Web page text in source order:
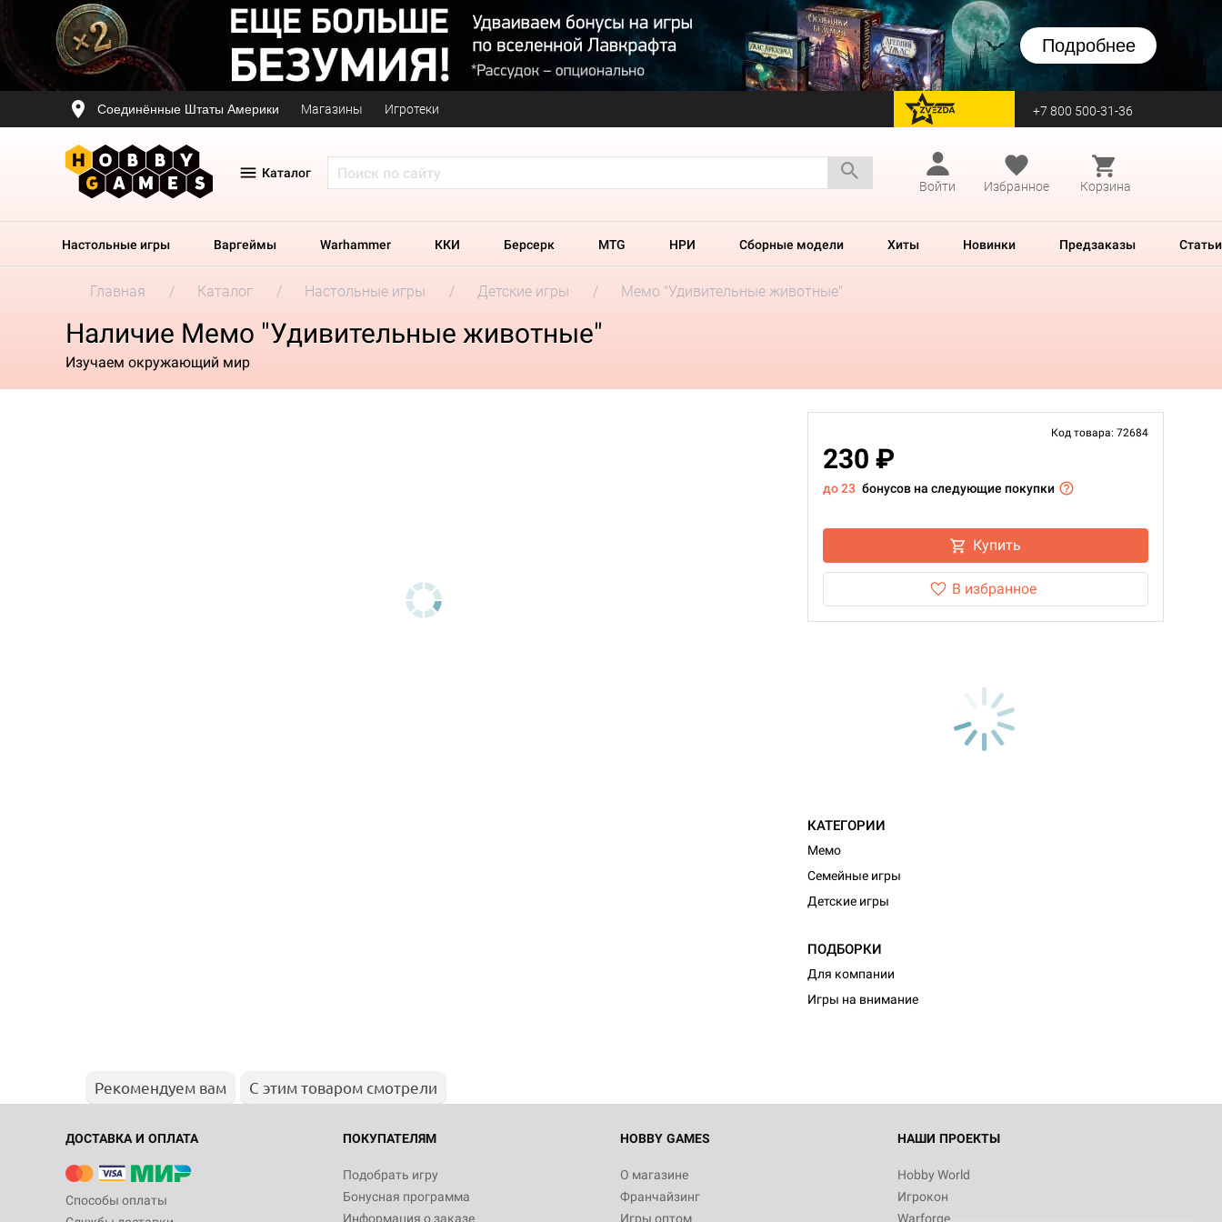
Подробнее
Соединённые Штаты Америки Магазины Игротеки перейти на Zvezda +7 800 500-31-36
Каталог
Войти
Избранное Корзина
Настольные игры Варгеймы Warhammer ККИ Берсерк MTG НРИ Сборные модели Хиты Новинки Предзаказы Статьи
Главная Каталог Настольные игры Детские игры Мемо "Удивительные животные"
Наличие Мемо "Удивительные животные"
Изучаем окружающий мир
Код товара: 72684
230 ₽
до 23 бонусов на следующие покупки
Купить
В избранное
КАТЕГОРИИ
Мемо
Семейные игры
Детские игры
ПОДБОРКИ
Для компании
Игры на внимание
Рекомендуем вам С этим товаром смотрели
ДОСТАВКА И ОПЛАТА
Способы оплаты
ПОКУПАТЕЛЯМ
Подобрать игру
Бонусная программа
Информация о заказе
HOBBY GAMES
О магазине
Франчайзинг
Игры оптом
НАШИ ПРОЕКТЫ
Hobby World
Игрокон
Warforge